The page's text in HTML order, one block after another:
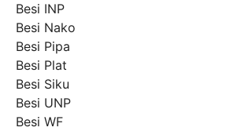
Besi INP
Besi Nako
Besi Pipa
Besi Plat
Besi Siku
Besi UNP
Besi WF